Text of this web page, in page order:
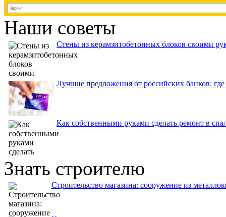
Наши советы
Стены из керамзитобетонных блоков своими
Лучшие предложения от российских банков:
Как собственными руками сделать ремонт в
Знать строителю
Строительство магазина: сооружение из